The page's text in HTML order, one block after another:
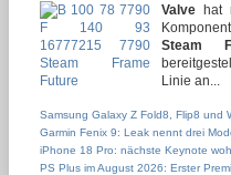
Valve hat
Steam
Linie an...
Samsung Galaxy Z Fold8, Flip8 und
Garmin Fenix 9: Leak nennt drei
iPhone 18 Pro: nächste Keynote
PS Plus im August 2026: Erster